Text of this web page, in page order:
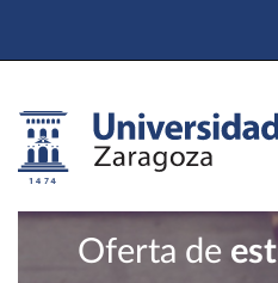
Oferta de